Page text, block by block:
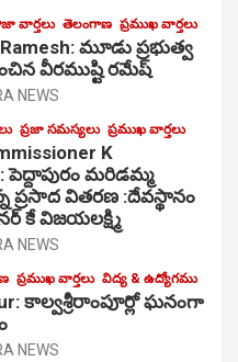
వార్తలు తెలంగాణ ప్రముఖ వార్తలు
మూడు ప్రభుత్వ
వీరముష్టి రమేష్
NEWS
ప్రజా సమస్యలు ప్రముఖ వార్తలు
K
పెద్దాపురం మరిడమ్మ
ప్రసాద వితరణ :దేవస్థానం
కే విజయలక్ష్మి
NEWS
ప్రముఖ వార్తలు విద్య & ఉద్యోగము
కాల్వశ్రీరాంపూర్లో ఘనంగా
NEWS